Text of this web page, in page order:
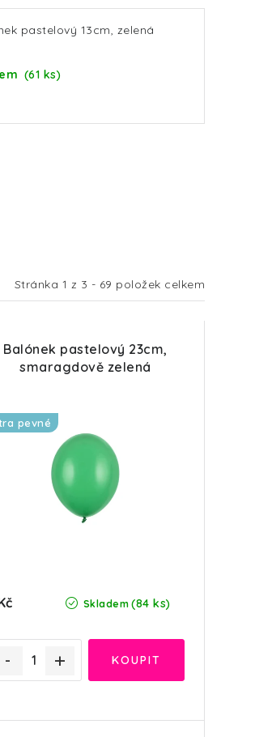
pastelový 13cm, zelená
(61 ks)
Stránka 1 z 3 - 69 položek celkem
Balónek pastelový 23cm,
smaragdově zelená
pevné
Skladem (84 ks)